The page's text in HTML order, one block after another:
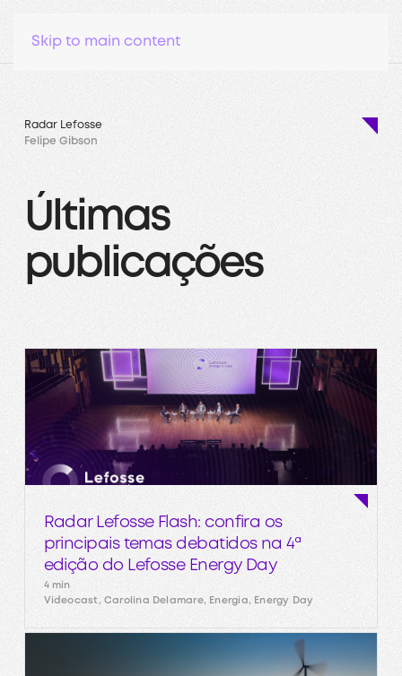
Skip to main content
Radar Lefosse
Felipe Gibson
Últimas
publicações
Radar Lefosse Flash: confira os
principais temas debatidos na 4ª
edição do Lefosse Energy Day
4 min
Videocast, Carolina Delamare, Energia, Energy Day